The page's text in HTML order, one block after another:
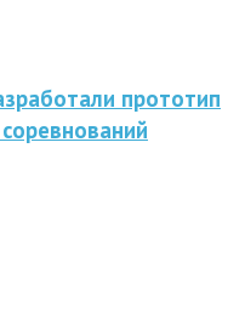
прототип